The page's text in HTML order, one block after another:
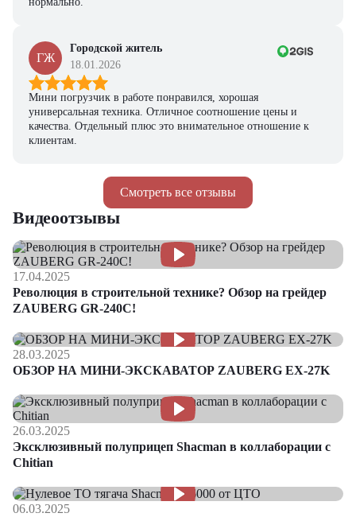
Смотреть все отзывы
ГЖ
Городской житель
18.01.2026
Мини погрузчик в работе понравился, хорошая
универсальная техника. Отличное соотношение цены и
качества. Отдельный плюс это внимательное отношение к
клиентам.
Видеоотзывы
17.04.2025
Революция в строительной технике? Обзор на грейдер
ZAUBERG GR-240C!
28.03.2025
ОБЗОР НА МИНИ-ЭКСКАВАТОР ZAUBERG EX-27K
26.03.2025
Эксклюзивный полуприцеп Shacman в коллаборации с
Chitian
06.03.2025